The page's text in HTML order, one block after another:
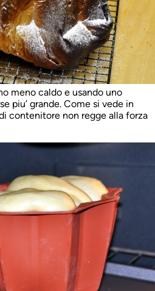
meno caldo e usando uno
piu’ grande. Come si vede in
contenitore non regge alla forza